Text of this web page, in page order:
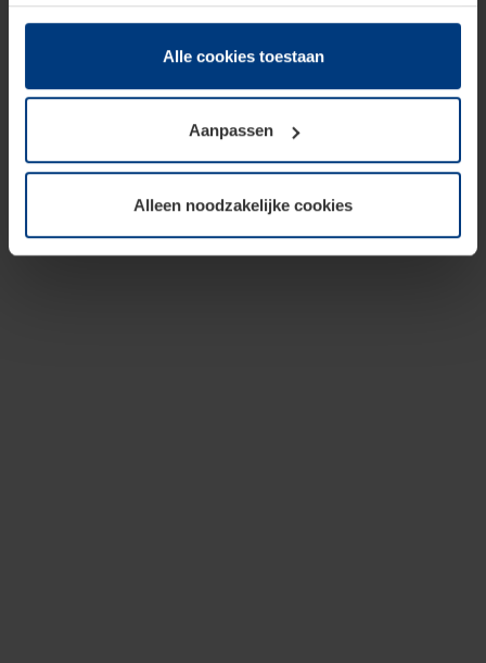
dienstverlening hebben verzameld.
Juridisch zijn wij gerechtigd om cookies op uw computer
onze pagina's absoluut noodzakelijk is. Voor alle andere
soorten cookies is uw toestemming vereist. Uw
toestemming kunt u op elk moment bij de uitleg van de
wijzigen of herroepen.
Alle cookies toestaan
Aanpassen
Alleen noodzakelijke cookies